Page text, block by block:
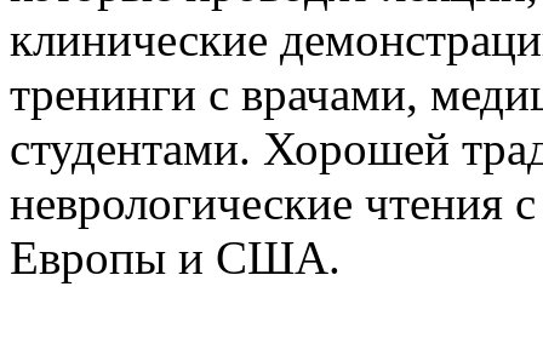
клинические
тренинги с врачами,
студентами. Хорошей
неврологические чтения
Европы и США.